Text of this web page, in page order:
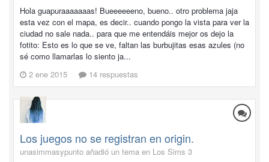
Hola guapuraaaaaaas! Bueeeeeeno, bueno.. otro problema jaja
esta vez con el mapa, es decir.. cuando pongo la vista para ver la
ciudad no sale nada.. para que me entendáis mejor os dejo la
fotito: Esto es lo que se ve, faltan las burbujitas esas azules (no
sé como llamarlas lo siento ja...
2 ene 2015
14 respuestas
Los juegos no se registran en origin.
unasimmasypunto añadió un tema en Los Sims 3